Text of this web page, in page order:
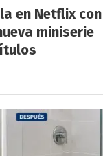
en Netflix con
miniserie